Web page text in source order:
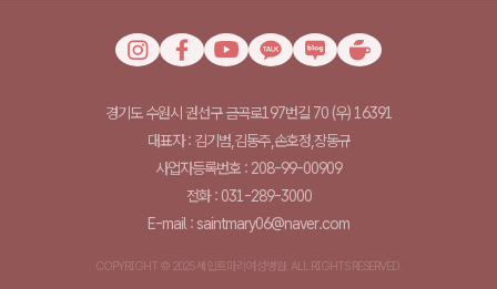
경기도 수원시 권선구 금곡로197번길 70 (우) 16391
대표자 : 김기범,김동주,손호정,장동규
사업자등록번호 : 208-99-00909
전화 : 031-289-3000
E-mail : saintmary06@naver.com
COPYRIGHT © 2025 세인트마리여성병원. ALL RIGHTS RESERVED.